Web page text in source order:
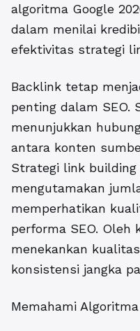
algoritma Google
dalam menilai
efektivitas strategi
Backlink tetap
penting dalam SEO.
menunjukkan
antara konten
Strategi link building
mengutamakan
memperhatikan
performa SEO. Oleh
menekankan
konsistensi jangka
Memahami